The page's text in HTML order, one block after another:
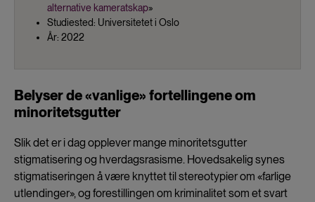
alternative kameratskap»
Studiested: Universitetet i Oslo
År: 2022
Belyser de «vanlige» fortellingene om
minoritetsgutter
Slik det er i dag opplever mange minoritetsgutter
stigmatisering og hverdagsrasisme. Hovedsakelig synes
stigmatiseringen å være knyttet til stereotypier om «farlige
utlendinger», og forestillingen om kriminalitet som et svart